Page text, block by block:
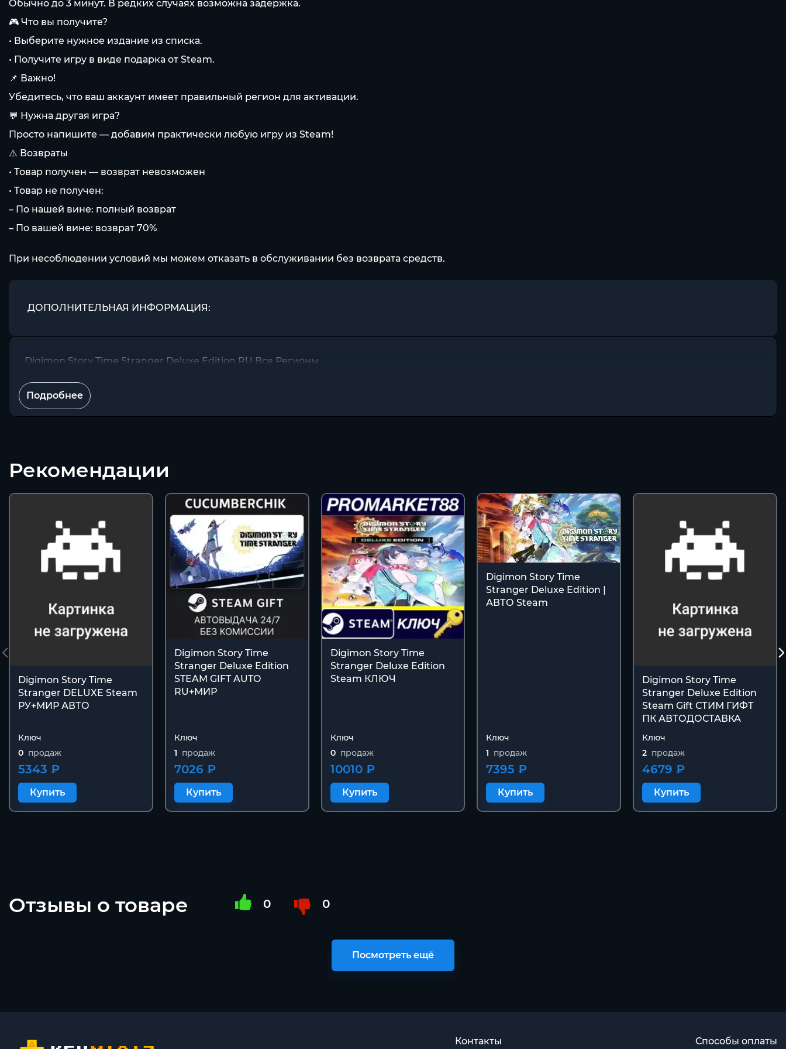
Обычно до 3 минут. В редких случаях возможна задержка.
🎮 Что вы получите?
• Выберите нужное издание из списка.
• Получите игру в виде подарка от Steam.
📌 Важно!
Убедитесь, что ваш аккаунт имеет правильный регион для активации.
💬 Нужна другая игра?
Просто напишите — добавим практически любую игру из Steam!
⚠️ Возвраты
• Товар получен — возврат невозможен
• Товар не получен:
– По нашей вине: полный возврат
– По вашей вине: возврат 70%
При несоблюдении условий мы можем отказать в обслуживании без возврата средств.
ДОПОЛНИТЕЛЬНАЯ ИНФОРМАЦИЯ:
Digimon Story Time Stranger Deluxe Edition RU Все Регионы
Подробнее
Рекомендации
Digimon Story Time
Stranger DELUXE Steam
РУ+МИР АВТО
Ключ
0 продаж
5343 ₽
Купить
Digimon Story Time
Stranger Deluxe Edition
STEAM GIFT AUTO
RU+МИР
Ключ
1 продаж
7026 ₽
Купить
Digimon Story Time
Stranger Deluxe Edition
Steam КЛЮЧ
Ключ
0 продаж
10010 ₽
Купить
Digimon Story Time
Stranger Deluxe Edition |
АВТО Steam
Ключ
1 продаж
7395 ₽
Купить
Digimon Story Time
Stranger Deluxe Edition
Steam Gift СТИМ ГИФТ
ПК АВТОДОСТАВКА
Ключ
2 продаж
4679 ₽
Купить
Отзывы о товаре 0 0
Посмотреть ещё
Контакты Способы оплаты